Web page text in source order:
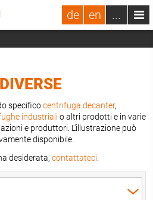
de en ...
specificocentrifuga decanter,
industriali o altri prodotti e in varie
e produttori. L'illustrazione può
disponibile.
desiderata, contattateci